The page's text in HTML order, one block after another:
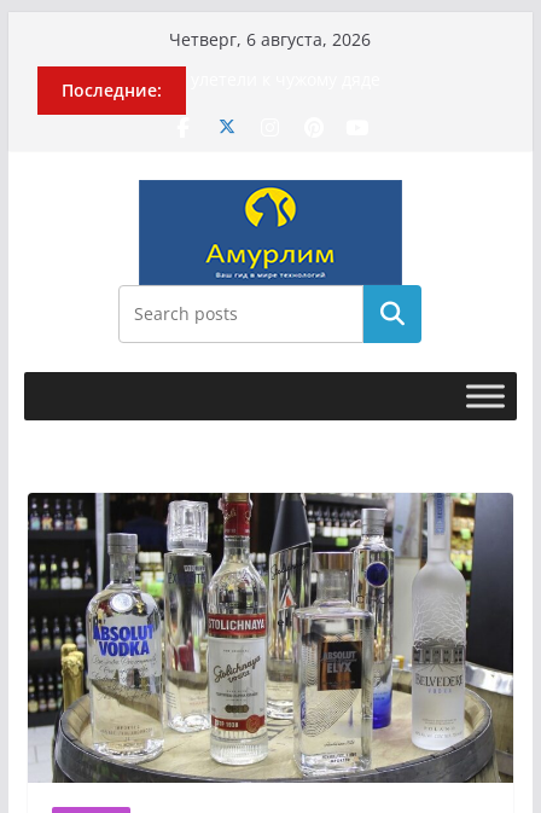
содержимому
Четверг, 6 августа, 2026
Последние:
Эхо турецкой трагедии: почему
Гусейна Гасанова заочно
приговорили к четырём годам
Илью Ремесло задержали по делу о
фейках о российской армии
Новые криминальные хроники
связали Диану Шурыгину и Настю
Холод
Поиск